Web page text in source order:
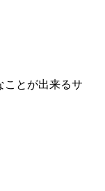
とが出来るサ